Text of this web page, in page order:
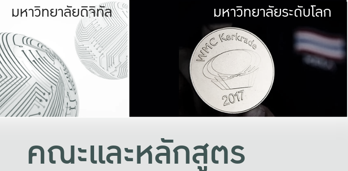
มหาวิทยาลัยรับผิดชอบต่อสังคม
ร่วมมือกับชุมชน เพื่อความกินดีอยู่ดี
และความสุขอย่างยั่งยืน
มองปัญหาในภาพกว้าง
แก้ไขจากปัญหาจุดเล็กๆ
มหาวิทยาลัยดิจิทัล มหาวิทยา
พร้อมที่จ
และผลักดันในการใช้ระบบส
เพื่อการทำงานแ
มหาวิทยาลัยระดับโลก
คณะและหลักสูตร